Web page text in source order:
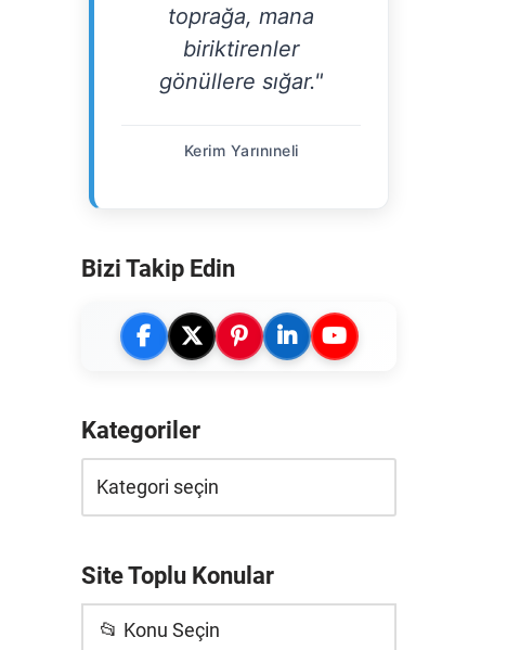
toprağa, mana
biriktirenler
gönüllere sığar."
Kerim Yarınıneli
Bizi Takip Edin
Kategoriler
Site Toplu Konular
📂 Konu Seçin